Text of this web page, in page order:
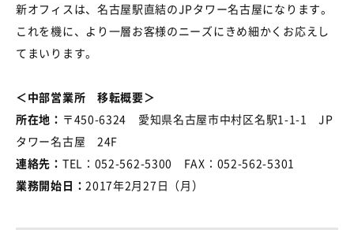
新オフィスは、名古屋駅直結のJPタワー名古屋になります。
これを機に、より一層お客様のニーズにきめ細かくお応えし
てまいります。
＜中部営業所 移転概要＞
所在地： 〒450-6324 愛知県名古屋市中村区名駅1-1-1 JP
タワー名古屋 24F
連絡先： TEL：052-562-5300 FAX：052-562-5301
業務開始日：2017年2月27日（月）